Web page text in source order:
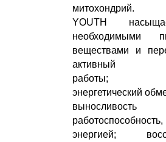
митохондрий.
YOUTH
необходимыми
веществами и
активный
работы;
энергетический
энергией;